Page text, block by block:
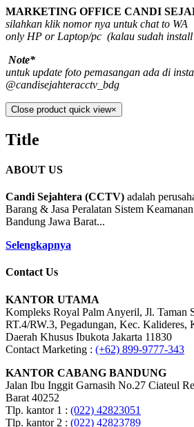
MARKETING OFFICE CANDI
silahkan klik nomor nya untuk chat to WA
only HP or Laptop/pc (kalau sudah
Note*
untuk update foto pemasangan ada di
@candisejahteracctv_bdg
Close product quick view×
Title
ABOUT US
Candi Sejahtera (CCTV) adalah
Barang & Jasa Peralatan Sistem
Bandung Jawa Barat...
Selengkapnya
Contact Us
KANTOR UTAMA
Kompleks Royal Palm Anyeril, Jl. Taman
RT.4/RW.3, Pegadungan, Kec. Kalideres,
Daerah Khusus Ibukota Jakarta 11830
Contact Marketing : (+62) 899-9777-343
KANTOR CABANG BANDUNG
Jalan Ibu Inggit Garnasih No.27 Ciateul
Barat 40252
Tlp. kantor 1 : (022) 42823051
Tlp. kantor 2 : (022) 42823789